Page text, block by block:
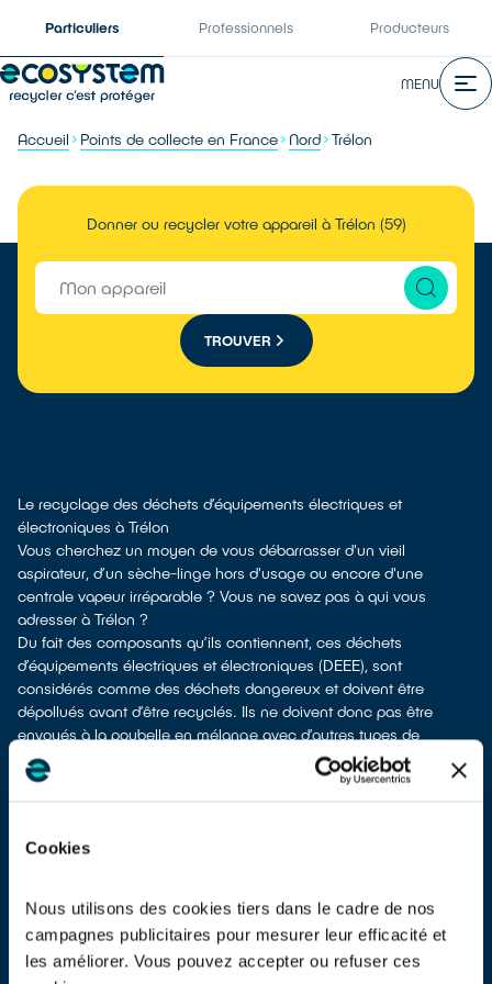
Cookies
Nous utilisons des cookies tiers dans le cadre de nos
campagnes publicitaires pour mesurer leur efficacité et
les améliorer. Vous pouvez accepter ou refuser ces
Particuliers Professionnels Producteurs
MENU
Accueil Points de collecte en France Nord Trélon
Donner ou recycler votre appareil à Trélon (59)
TROUVER
Le recyclage des déchets d’équipements électriques et
électroniques à Trélon
Vous cherchez un moyen de vous débarrasser d'un vieil
aspirateur, d’un sèche-linge hors d'usage ou encore d'une
centrale vapeur irréparable ? Vous ne savez pas à qui vous
adresser à Trélon ?
Du fait des composants qu’ils contiennent, ces déchets
d’équipements électriques et électroniques (DEEE), sont
considérés comme des déchets dangereux et doivent être
dépollués avant d’être recyclés. Ils ne doivent donc pas être
envoyés à la poubelle en mélange avec d’autres types de
déchets tels que les emballages ménagers, le mobilier usagé, les
ordures ménagères, etc. ! Cela rendrait irréalisable leur
vous défaire de vos vieux équipements électriques et
don à une associationsi votre équipement est encore utilisable
ou réparable
apport en déchetterie